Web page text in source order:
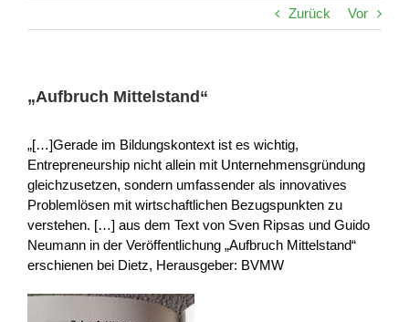
Zurück Vor
„Aufbruch Mittelstand“
„[…]Gerade im Bildungskontext ist es wichtig,
Entrepreneurship nicht allein mit Unternehmensgründung
gleichzusetzen, sondern umfassender als innovatives
Problemlösen mit wirtschaftlichen Bezugspunkten zu
verstehen. […] aus dem Text von Sven Ripsas und Guido
Neumann in der Veröffentlichung „Aufbruch Mittelstand“
erschienen bei Dietz, Herausgeber: BVMW